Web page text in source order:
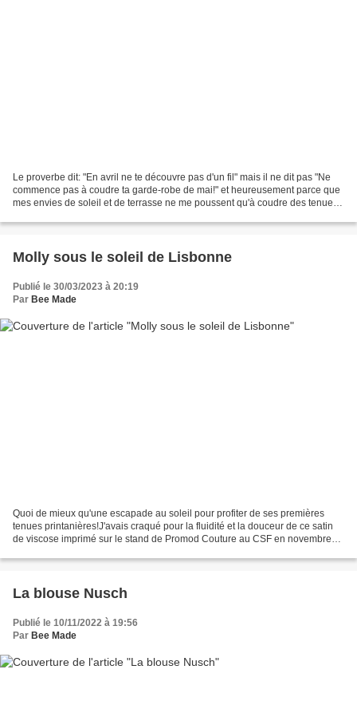
Le proverbe dit: "En avril ne te découvre pas d'un fil" mais il ne dit pas "Ne
commence pas à coudre ta garde-robe de mai!" et heureusement parce que
mes envies de soleil et de terrasse ne me poussent qu'à coudre des tenues
Molly sous le soleil de Lisbonne
Publié le 30/03/2023 à 20:19
Par Bee Made
Quoi de mieux qu'une escapade au soleil pour profiter de ses premières
tenues printanières!J'avais craqué pour la fluidité et la douceur de ce satin
de viscose imprimé sur le stand de Promod Couture au CSF en novembre
La blouse Nusch
Publié le 10/11/2022 à 19:56
Par Bee Made